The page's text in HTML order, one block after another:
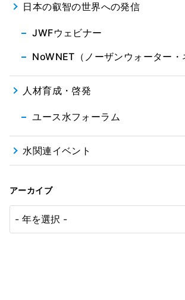
日本の叡智の世界への発信
JWFウェビナー
NoWNET（ノーザンウォーター・
人材育成・啓発
ユース水フォーラム
水関連イベント
アーカイブ